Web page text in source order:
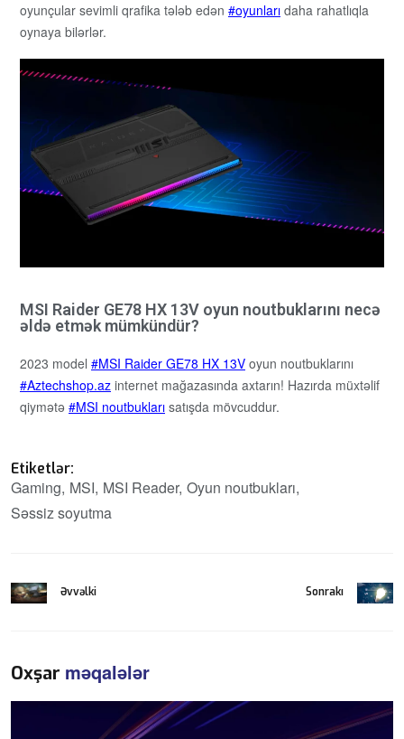
oyunçular sevimli qrafika tələb edən
oyunları daha rahatlıqla
oynaya bilərlər.
MSI Raider GE78 HX 13V oyun noutbuklarını necə
əldə etmək mümkündür?
2023 model MSI Raider GE78 HX 13V oyun noutbuklarını
Aztechshop.az internet mağazasında axtarın! Hazırda müxtəlif
qiymətə
MSI noutbukları satışda mövcuddur.
Etiketlər:
Gaming MSI MSI Reader Oyun noutbukları
Səssiz soyutma
Əvvəlki Sonrakı
Oxşar məqalələr